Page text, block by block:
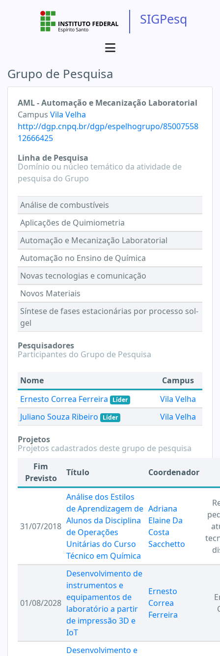
SIGPesq
Grupo de Pesquisa
AML - Automação e Mecanização Laboratorial
Campus Vila Velha
http://dgp.cnpq.br/dgp/espelhogrupo/85007558
12666425
Linha de Pesquisa
Domínio ou núcleo temático da atividade de
pesquisa do Grupo
Análise de combustíveis
Aplicações de Quimiometria
Automação e Mecanização Laboratorial
Automação no Ensino de Química
Novas tecnologias e comunicação
Novos Materiais
Síntese de fases estacionárias por processo sol-
gel
Pesquisadores
Participantes do Grupo de Pesquisa
Nome
Campus
Ernesto Correa Ferreira
Líder
Vila Velha
Juliano Souza Ribeiro
Líder Vila Velha
Projetos
Projetos cadastrados deste grupo de pesquisa
Fim
Previsto
Título Coordenador
31/07/2018
Análise dos Estilos
de Aprendizagem de
Alunos da Disciplina
de Operações
Unitárias do Curso
Técnico em Química
Adriana
Elaine Da
Costa
Sacchetto
01/08/2028
Desenvolvimento de
instrumentos e
equipamentos de
laboratório a partir
de impressão 3D e
IoT
Ernesto
Correa
Ferreira
Desenvolvimento e